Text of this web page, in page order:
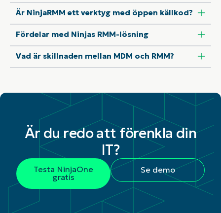
Är NinjaRMM ett verktyg med öppen källkod?
Fördelar med Ninjas RMM-lösning
Vad är skillnaden mellan MDM och RMM?
Är du redo att förenkla din
IT?
Testa NinjaOne
gratis
Se demo